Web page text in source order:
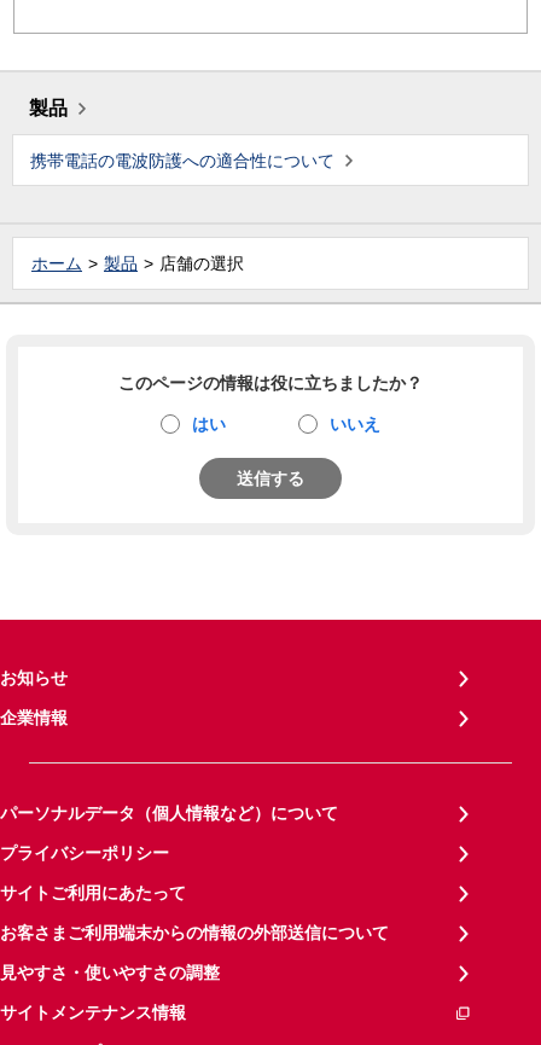
製品
携帯電話の電波防護への適合性について
ホーム 製品 店舗の選択
このページの情報は役に立ちましたか？
はい いいえ
送信する
お知らせ
企業情報
パーソナルデータ（個人情報など）について
プライバシーポリシー
サイトご利用にあたって
お客さまご利用端末からの情報の外部送信について
見やすさ・使いやすさの調整
サイトメンテナンス情報